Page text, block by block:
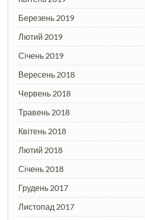
Березень 2019
Лютий 2019
Січень 2019
Вересень 2018
Червень 2018
Травень 2018
Квітень 2018
Лютий 2018
Січень 2018
Грудень 2017
Листопад 2017